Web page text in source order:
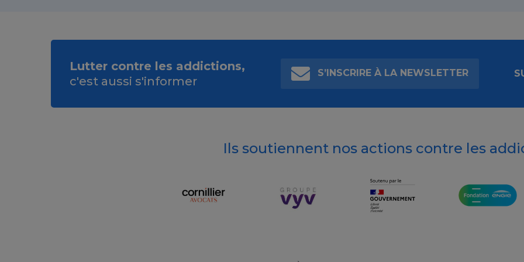
Lutter contre les addictions,
c'est aussi s'informer
S’INSCRIRE À LA NEWSLETTER
Ils soutiennent nos actions contre les